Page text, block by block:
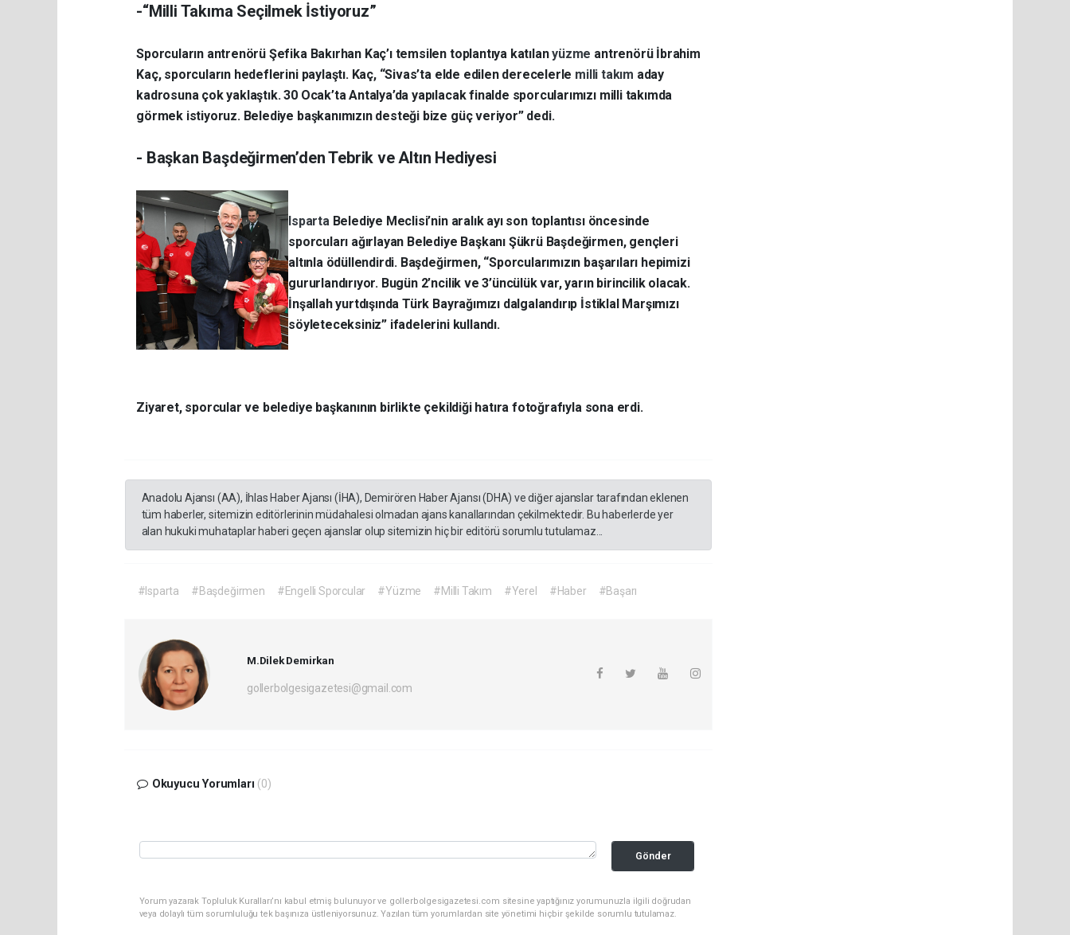
-“Milli Takıma Seçilmek İstiyoruz”
Sporcuların antrenörü Şefika Bakırhan Kaç’ı temsilen toplantıya katılanyüzme antrenörü İbrahim
Kaç, sporcuların hedeflerini paylaştı. Kaç, “Sivas’ta elde edilen derecelerle milli takım aday
kadrosuna çok yaklaştık. 30 Ocak’ta Antalya’da yapılacak finalde sporcularımızı milli takımda
görmek istiyoruz. Belediye başkanımızın desteği bize güç veriyor” dedi.
- Başkan Başdeğirmen’den Tebrik ve Altın Hediyesi
Isparta Belediye Meclisi’nin aralık ayı son toplantısı öncesinde
sporcuları ağırlayan Belediye Başkanı Şükrü Başdeğirmen, gençleri
altınla ödüllendirdi. Başdeğirmen, “Sporcularımızın başarıları hepimizi
gururlandırıyor. Bugün 2’ncilik ve 3’üncülük var, yarın birincilik olacak.
İnşallah yurtdışında Türk Bayrağımızı dalgalandırıp İstiklal Marşımızı
söyleteceksiniz” ifadelerini kullandı.
Ziyaret, sporcular ve belediye başkanının birlikte çekildiği hatıra fotoğrafıyla sona erdi.
Anadolu Ajansı (AA), İhlas Haber Ajansı (İHA), Demirören Haber Ajansı (DHA) ve diğer ajanslar tarafından eklenen
tüm haberler, sitemizin editörlerinin müdahalesi olmadan ajans kanallarından çekilmektedir. Bu haberlerde yer
alan hukuki muhataplar haberi geçen ajanslar olup sitemizin hiç bir editörü sorumlu tutulamaz...
#Isparta #Başdeğirmen #Engelli Sporcular #Yüzme #Milli Takım #Yerel #Haber #Başarı
M.Dilek Demirkan
gollerbolgesigazetesi@gmail.com
Okuyucu Yorumları (0)
Gönder
Yorum yazarak Topluluk Kuralları’nı kabul etmiş bulunuyor ve gollerbolgesigazetesi.com sitesine yaptığınız yorumunuzla ilgili doğrudan
veya dolaylı tüm sorumluluğu tek başınıza üstleniyorsunuz. Yazılan tüm yorumlardan site yönetimi hiçbir şekilde sorumlu tutulamaz.